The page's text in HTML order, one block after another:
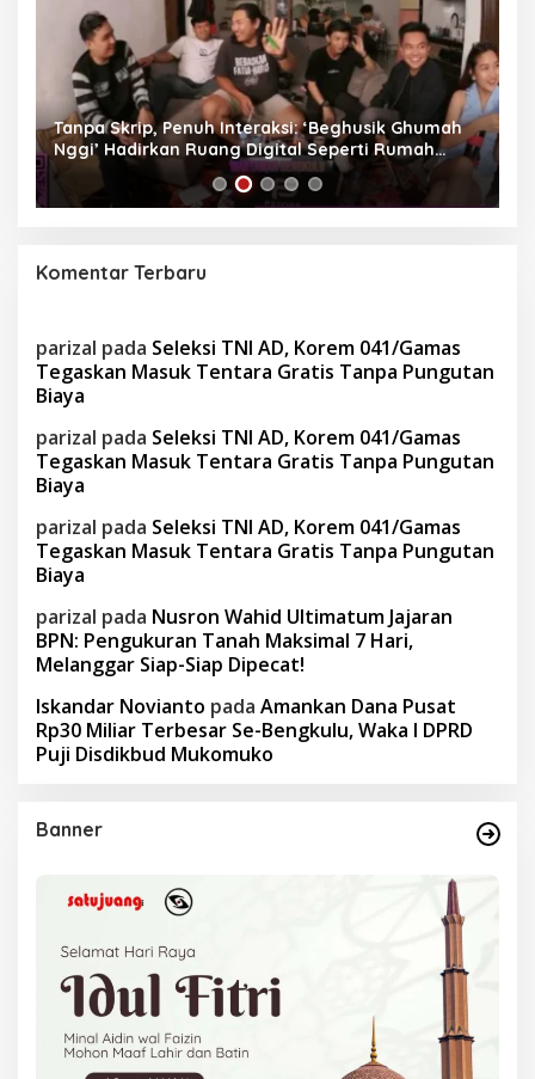
Tanpa Skrip, Penuh Interaksi: ‘Beghusik Ghumah
Nggi’ Hadirkan Ruang Digital Seperti Rumah
Sendiri
Komentar Terbaru
parizal pada Seleksi TNI AD, Korem 041/Gamas
Tegaskan Masuk Tentara Gratis Tanpa Pungutan
Biaya
parizal pada Seleksi TNI AD, Korem 041/Gamas
Tegaskan Masuk Tentara Gratis Tanpa Pungutan
Biaya
parizal pada Seleksi TNI AD, Korem 041/Gamas
Tegaskan Masuk Tentara Gratis Tanpa Pungutan
Biaya
parizal pada Nusron Wahid Ultimatum Jajaran
BPN: Pengukuran Tanah Maksimal 7 Hari,
Melanggar Siap-Siap Dipecat!
Iskandar Novianto pada Amankan Dana Pusat
Rp30 Miliar Terbesar Se-Bengkulu, Waka I DPRD
Puji Disdikbud Mukomuko
Banner